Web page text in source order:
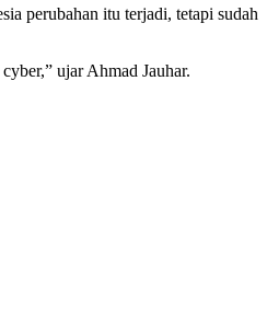
perubahan itu terjadi, tetapi sudah
ujar Ahmad Jauhar.